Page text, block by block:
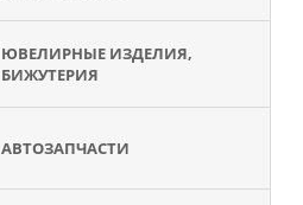
ЮВЕЛИРНЫЕ ИЗДЕЛИЯ,
БИЖУТЕРИЯ
АВТОЗАПЧАСТИ